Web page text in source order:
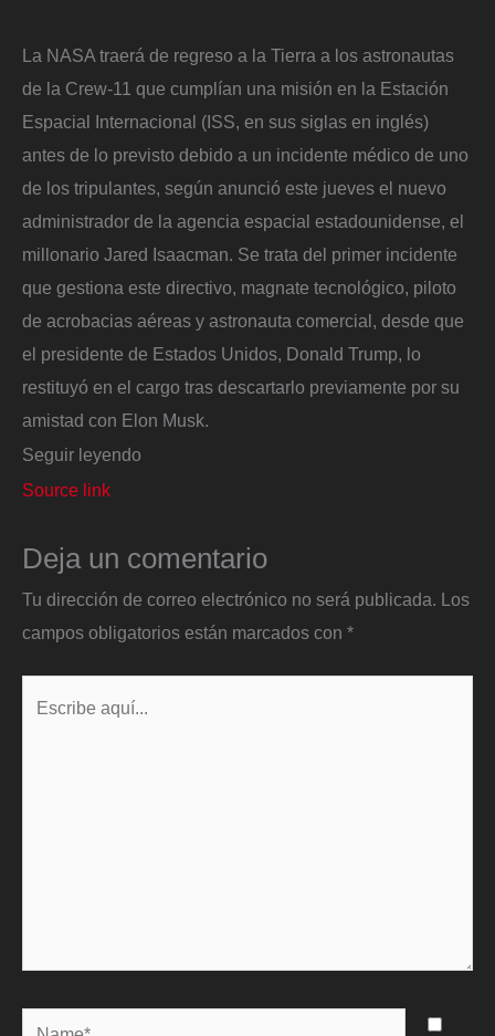
La NASA traerá de regreso a la Tierra a los astronautas
de la Crew-11 que cumplían una misión en la Estación
Espacial Internacional (ISS, en sus siglas en inglés)
antes de lo previsto debido a un incidente médico de uno
de los tripulantes, según anunció este jueves el nuevo
administrador de la agencia espacial estadounidense, el
millonario Jared Isaacman. Se trata del primer incidente
que gestiona este directivo, magnate tecnológico, piloto
de acrobacias aéreas y astronauta comercial, desde que
el presidente de Estados Unidos, Donald Trump, lo
restituyó en el cargo tras descartarlo previamente por su
amistad con Elon Musk.
Seguir leyendo
Source link
Deja un comentario
Tu dirección de correo electrónico no será publicada. Los
campos obligatorios están marcados con *
Name*